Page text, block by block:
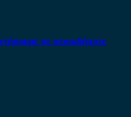
σε οποιαδήποτε